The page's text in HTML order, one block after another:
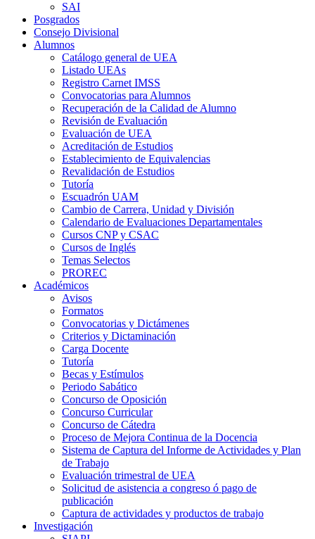
SAI
Posgrados
Consejo Divisional
Alumnos
Catálogo general de UEA
Listado UEAs
Registro Carnet IMSS
Convocatorias para Alumnos
Recuperación de la Calidad de Alumno
Revisión de Evaluación
Evaluación de UEA
Acreditación de Estudios
Establecimiento de Equivalencias
Revalidación de Estudios
Tutoría
Escuadrón UAM
Cambio de Carrera, Unidad y División
Calendario de Evaluaciones Departamentales
Cursos CNP y CSAC
Cursos de Inglés
Temas Selectos
PROREC
Académicos
Avisos
Formatos
Convocatorias y Dictámenes
Criterios y Dictaminación
Carga Docente
Tutoría
Becas y Estímulos
Periodo Sabático
Concurso de Oposición
Concurso Curricular
Concurso de Cátedra
Proceso de Mejora Continua de la Docencia
Sistema de Captura del Informe de Actividades y Plan
de Trabajo
Evaluación trimestral de UEA
Solicitud de asistencia a congreso ó pago de
publicación
Captura de actividades y productos de trabajo
Investigación